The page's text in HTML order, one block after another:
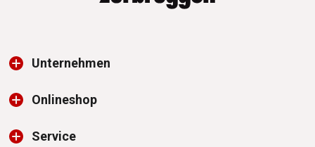
Unternehmen
Onlineshop
Service